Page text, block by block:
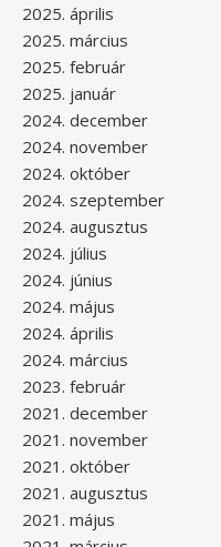
2025. április
2025. március
2025. február
2025. január
2024. december
2024. november
2024. október
2024. szeptember
2024. augusztus
2024. július
2024. június
2024. május
2024. április
2024. március
2023. február
2021. december
2021. november
2021. október
2021. augusztus
2021. május